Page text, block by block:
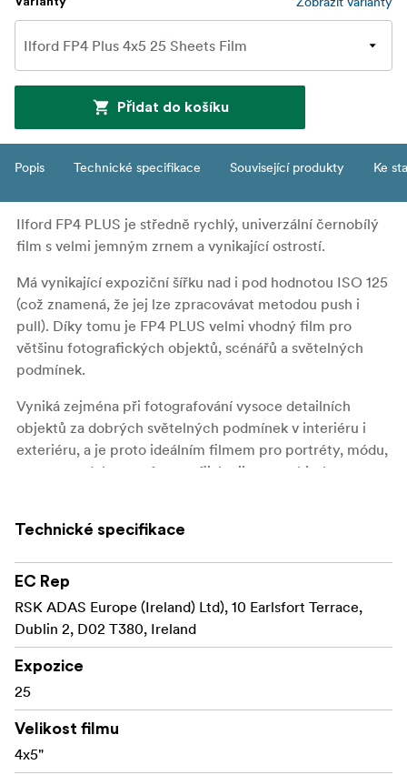
Přidat do košíku
Popis Technické specifikace Související produkty Ke
Ilford FP4 PLUS je středně rychlý, univerzální černobílý
film s velmi jemným zrnem a vynikající ostrostí.
Má vynikající expoziční šířku nad i pod hodnotou ISO 125
(což znamená, že jej lze zpracovávat metodou push i
pull). Díky tomu je FP4 PLUS velmi vhodný film pro
většinu fotografických objektů, scénářů a světelných
podmínek.
Vyniká zejména při fotografování vysoce detailních
objektů za dobrých světelných podmínek v interiéru i
exteriéru, a je proto ideálním filmem pro portréty, módu,
street, produktovou fotografii, krajinu a architekturu.
vývojnic pomocí spirálových nádrží, hlubokých nádrží a
Ilford FP4 PLUS je k dispozici ve formátu 35mm, 35mm
bulk, 120-film, 4x5"-, 9x12cm-, 5x7"- a 8x10"-listový film.
Střední rychlost ISO 125
Robustní tolerance expozice
Technické specifikace
EC Rep
RSK ADAS Europe (Ireland) Ltd), 10 Earlsfort Terrace,
Dublin 2, D02 T380, Ireland
Expozice
25
Velikost filmu
4x5"